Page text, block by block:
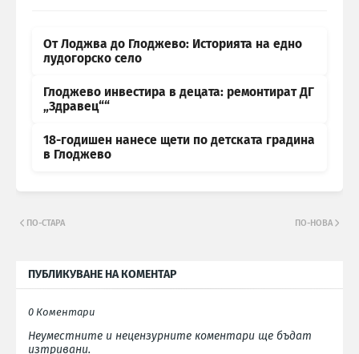
От Лоджва до Глоджево: Историята на едно
лудогорско село
Глоджево инвестира в децата: ремонтират ДГ
„Здравец““
18-годишен нанесе щети по детската градина
в Глоджево
ПО-НОВА
ПО-СТАРА
ПУБЛИКУВАНЕ НА КОМЕНТАР
0 Коментари
Неуместните и нецензурните коментари ще бъдат
изтривани.